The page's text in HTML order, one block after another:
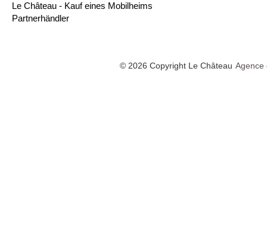
Le Château - Kauf eines Mobilheims
Partnerhändler
© 2026 Copyright Le Château Agence